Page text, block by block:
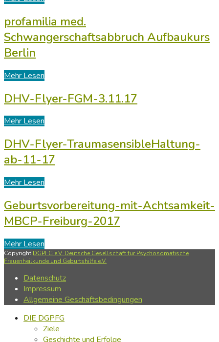
profamilia med.
Schwangerschaftsabbruch Aufbaukurs
Berlin
Mehr Lesen
DHV-Flyer-FGM-3.11.17
Mehr Lesen
DHV-Flyer-TraumasensibleHaltung-
ab-11-17
Mehr Lesen
Geburtsvorbereitung-mit-Achtsamkeit-
MBCP-Freiburg-2017
Mehr Lesen
Copyright DGPFG e.V. Deutsche Gesellschaft für Psychosomatische
Frauenheilkunde und Geburtshilfe e.V.
Datenschutz
Impressum
Allgemeine Geschäftsbedingungen
DIE DGPFG
Ziele
Geschichte und Erfolge